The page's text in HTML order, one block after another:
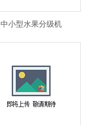
中小型水果分级机